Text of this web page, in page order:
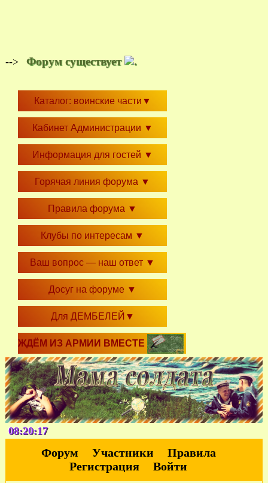
--> Форум существует .
Каталог: воинские части ▼
Кабинет Администрации ▼
Информация для гостей ▼
Горячая линия форума ▼
Правила форума ▼
Клубы по интересам ▼
Ваш вопрос — наш ответ ▼
Досуг на форуме ▼
Для ДЕМБЕЛЕЙ ▼
ЖДЁМ ИЗ АРМИИ ВМЕСТЕ
08:20:18
Форум Участники
Правила
Регистрация
Войти